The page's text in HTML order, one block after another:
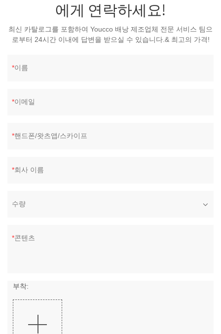
에게 연락하세요!
최신 카탈로그를 포함하여 Youcco 배낭 제조업체 전문 서비스 팀으
로부터 24시간 이내에 답변을 받으실 수 있습니다.& 최고의 가격!
이름
이메일
핸드폰/왓츠앱/스카이프
회사 이름
수량
콘텐츠
부착: